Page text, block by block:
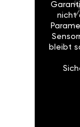
nicht
bleibt